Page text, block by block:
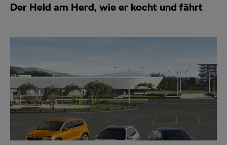
Der Held am Herd, wie er kocht und fährt